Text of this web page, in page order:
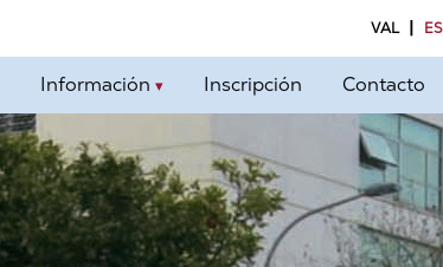
VAL ES
Información Inscripción Contacto